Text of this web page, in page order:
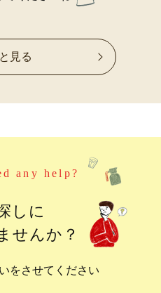
見る
any help?
しに
せんか？
をさせてください